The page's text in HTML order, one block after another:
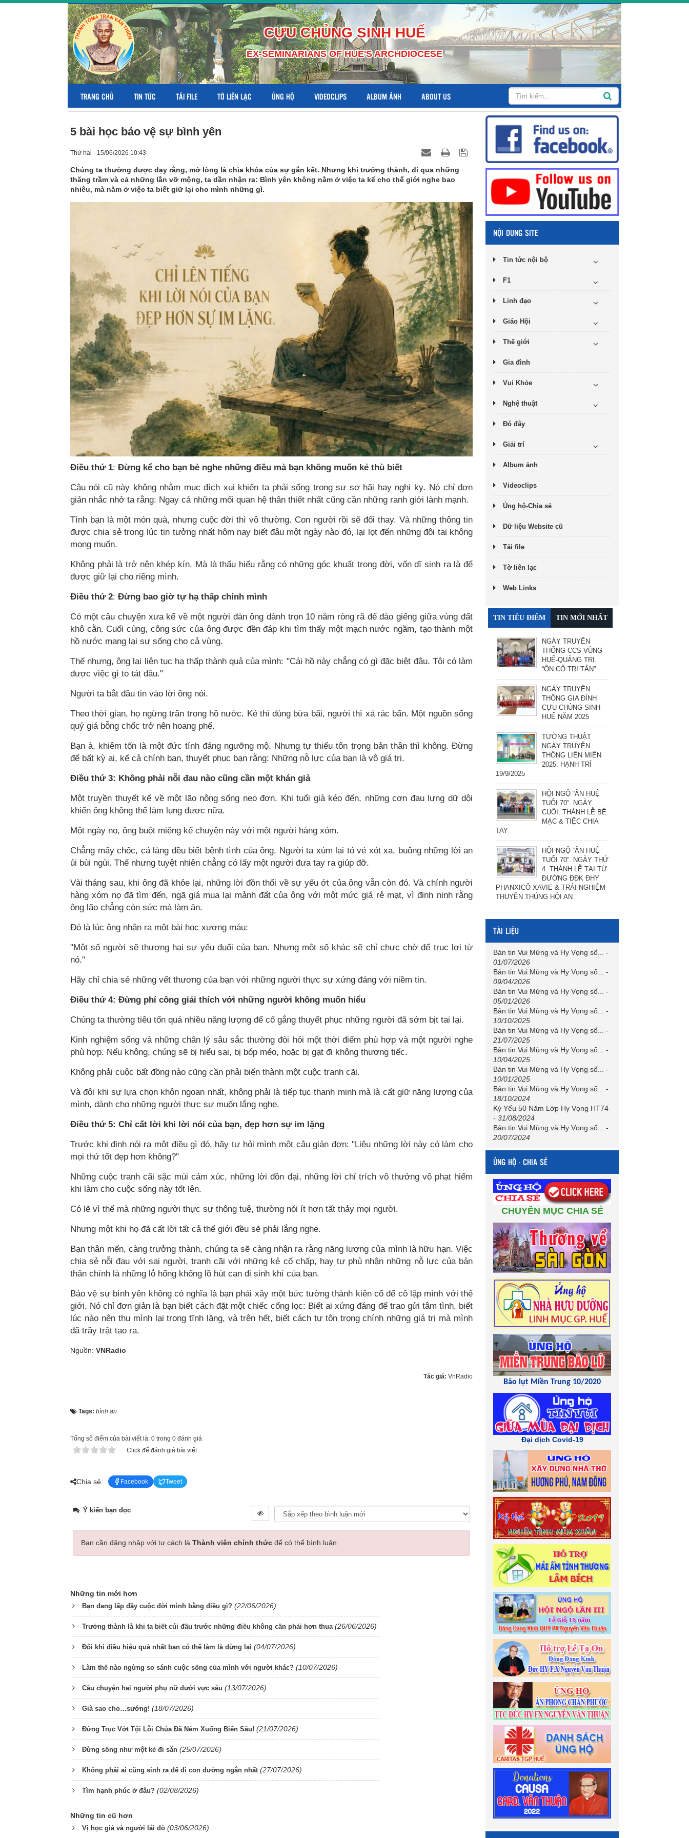
CỰU CHỦNG SINH HUẾ
EX-SEMINARIANS OF HUE'S ARCHDIOCESE
TRANG CHỦ TIN TỨC TẢI FILE TỜ LIÊN LẠC ỦNG HỘ VIDEOCLIPS ALBUM ẢNH ABOUT US
5 bài học bảo vệ sự bình yên
Thứ hai - 15/06/2026 10:43
Chúng ta thường được dạy rằng, mở lòng là chìa khóa của sự gắn kết. Nhưng khi trưởng thành, đi qua những
thăng trầm và cả những lần vỡ mộng, ta dần nhận ra: Bình yên không nằm ở việc ta kể cho thế giới nghe bao
nhiêu, mà nằm ở việc ta biết giữ lại cho mình những gì.
Điều thứ 1: Đừng kể cho bạn bè nghe những điều mà bạn không muốn kẻ thù biết
Câu nói cũ này không nhằm mục đích xui khiến ta phải sống trong sự sợ hãi hay nghi kỵ. Nó chỉ đơn
giản nhắc nhở ta rằng: Ngay cả những mối quan hệ thân thiết nhất cũng cần những ranh giới lành mạnh.
Tình bạn là một món quà, nhưng cuộc đời thì vô thường. Con người rồi sẽ đổi thay. Và những thông tin
được chia sẻ trong lúc tin tưởng nhất hôm nay biết đâu một ngày nào đó, lại lọt đến những đôi tai không
mong muốn.
Không phải là trở nên khép kín. Mà là thấu hiểu rằng có những góc khuất trong đời, vốn dĩ sinh ra là để
được giữ lại cho riêng mình.
Điều thứ 2: Đừng bao giờ tự hạ thấp chính mình
Có một câu chuyện xưa kể về một người đàn ông dành trọn 10 năm ròng rã để đào giếng giữa vùng đất
khô cằn. Cuối cùng, công sức của ông được đền đáp khi tìm thấy một mạch nước ngầm, tạo thành một
hồ nước mang lại sự sống cho cả vùng.
Thế nhưng, ông lại liên tục hạ thấp thành quả của mình: "Cái hồ này chẳng có gì đặc biệt đâu. Tôi có làm
được việc gì to tát đâu."
Người ta bắt đầu tin vào lời ông nói.
Theo thời gian, họ ngừng trân trọng hồ nước. Kẻ thì dùng bừa bãi, người thì xả rác bẩn. Một nguồn sống
quý giá bỗng chốc trở nên hoang phế.
Bạn à, khiêm tốn là một đức tính đáng ngưỡng mộ. Nhưng tự thiếu tôn trọng bản thân thì không. Đừng
để bất kỳ ai, kể cả chính bạn, thuyết phục bạn rằng: Những nỗ lực của bạn là vô giá trị.
Điều thứ 3: Không phải nỗi đau nào cũng cần một khán giả
Một truyền thuyết kể về một lão nông sống neo đơn. Khi tuổi già kéo đến, những cơn đau lưng dữ dội
khiến ông không thể làm lụng được nữa.
Một ngày nọ, ông buột miệng kể chuyện này với một người hàng xóm.
Chẳng mấy chốc, cả làng đều biết bệnh tình của ông. Người ta xúm lại tỏ vẻ xót xa, buông những lời an
ủi bùi ngùi. Thế nhưng tuyệt nhiên chẳng có lấy một người đưa tay ra giúp đỡ.
Vài tháng sau, khi ông đã khỏe lại, những lời đồn thổi về sự yếu ớt của ông vẫn còn đó. Và chính người
hàng xóm nọ đã tìm đến, ngã giá mua lại mảnh đất của ông với một mức giá rẻ mạt, vì đinh ninh rằng
ông lão chẳng còn sức mà làm ăn.
Đó là lúc ông nhận ra một bài học xương máu:
"Một số người sẽ thương hại sự yếu đuối của bạn. Nhưng một số khác sẽ chỉ chực chờ để trục lợi từ
nó."
Hãy chỉ chia sẻ những vết thương của bạn với những người thực sự xứng đáng với niềm tin.
Điều thứ 4: Đừng phí công giải thích với những người không muốn hiểu
Chúng ta thường tiêu tốn quá nhiều năng lượng để cố gắng thuyết phục những người đã sớm bịt tai lại.
Kinh nghiệm sống và những chân lý sâu sắc thường đòi hỏi một thời điểm phù hợp và một người nghe
phù hợp. Nếu không, chúng sẽ bị hiểu sai, bị bóp méo, hoặc bị gạt đi không thương tiếc.
Không phải cuộc bất đồng nào cũng cần phải biến thành một cuộc tranh cãi.
Và đôi khi sự lựa chọn khôn ngoan nhất, không phải là tiếp tục thanh minh mà là cất giữ năng lượng của
mình, dành cho những người thực sự muốn lắng nghe.
Điều thứ 5: Chỉ cất lời khi lời nói của bạn, đẹp hơn sự im lặng
Trước khi định nói ra một điều gì đó, hãy tự hỏi mình một câu giản đơn: "Liệu những lời này có làm cho
mọi thứ tốt đẹp hơn không?"
Những cuộc tranh cãi sặc mùi cảm xúc, những lời đồn đại, những lời chỉ trích vô thưởng vô phạt hiếm
khi làm cho cuộc sống này tốt lên.
Có lẽ vì thế mà những người thực sự thông tuệ, thường nói ít hơn tất thảy mọi người.
Nhưng một khi họ đã cất lời tất cả thế giới đều sẽ phải lắng nghe.
Bạn thân mến, càng trưởng thành, chúng ta sẽ càng nhận ra rằng năng lượng của mình là hữu hạn. Việc
chia sẻ nỗi đau với sai người, tranh cãi với những kẻ cố chấp, hay tự phủ nhận những nỗ lực của bản
thân chính là những lỗ hổng khổng lồ hút cạn đi sinh khí của bạn.
Bảo vệ sự bình yên không có nghĩa là bạn phải xây một bức tường thành kiên cố để cô lập mình với thế
giới. Nó chỉ đơn giản là bạn biết cách đặt một chiếc cổng lọc: Biết ai xứng đáng để trao gửi tâm tình, biết
lúc nào nên thu mình lại trong tĩnh lặng, và trên hết, biết cách tự tôn trọng chính những giá trị mà mình
đã trầy trật tạo ra.
Nguồn: VNRadio
Tác giả: VnRadio
Tags: bình an
Tổng số điểm của bài viết là: 0 trong 0 đánh giá
Click để đánh giá bài viết
Chia sẻ: Facebook Tweet
Ý kiến bạn đọc
Bạn cần đăng nhập với tư cách là Thành viên chính thức để có thể bình luận
Những tin mới hơn
Bạn đang lấp đầy cuộc đời mình bằng điều gì? (22/06/2026)
Trưởng thành là khi ta biết cúi đầu trước những điều không cần phải hơn thua (26/06/2026)
Đôi khi điều hiệu quả nhất bạn có thể làm là dừng lại (04/07/2026)
Làm thế nào ngừng so sánh cuộc sống của mình với người khác? (10/07/2026)
Câu chuyện hai người phụ nữ dưới vực sâu (13/07/2026)
Già sao cho…sướng! (18/07/2026)
Đừng Trục Vớt Tội Lỗi Chúa Đã Ném Xuống Biển Sâu! (21/07/2026)
Đừng sống như một kẻ đi săn (25/07/2026)
Không phải ai cũng sinh ra để đi con đường ngắn nhất (27/07/2026)
Tìm hạnh phúc ở đâu? (02/08/2026)
Những tin cũ hơn
Vị học giả và người lái đò (03/06/2026)
NỘI DUNG SITE
Tin tức nội bộ
F1
Linh đạo
Giáo Hội
Thế giới
Gia đình
Vui Khỏe
Nghệ thuật
Đó đây
Giải trí
Album ảnh
Videoclips
Ủng hộ-Chia sẻ
Dữ liệu Website cũ
Tải file
Tờ liên lạc
Web Links
TIN TIÊU ĐIỂM TIN MỚI NHẤT
NGÀY TRUYỀN
THỐNG CCS VÙNG
HUẾ-QUẢNG TRỊ.
“ÔN CỐ TRI TÂN”
NGÀY TRUYỀN
THỐNG GIA ĐÌNH
CỰU CHỦNG SINH
HUẾ NĂM 2025
TƯỜNG THUẬT
NGÀY TRUYỀN
THỐNG LIÊN MIỀN
2025. HẠNH TRÍ
19/9/2025
HỘI NGỘ “ÂN HUỆ
TUỔI 70”. NGÀY
CUỐI: THÁNH LỄ BẾ
MẠC & TIỆC CHIA
TAY
HỘI NGỘ “ÂN HUỆ
TUỔI 70”. NGÀY THỨ
4: THÁNH LỄ TẠI TỪ
ĐƯỜNG ĐĐK ĐHY
PHANXICÔ XAVIE & TRẢI NGHIỆM
THUYỀN THÚNG HỘI AN
TÀI LIỆU
Bản tin Vui Mừng và Hy Vọng số...
-
01/07/2026
Bản tin Vui Mừng và Hy Vọng số...
-
09/04/2026
Bản tin Vui Mừng và Hy Vọng số...
-
05/01/2026
Bản tin Vui Mừng và Hy Vọng số...
-
10/10/2025
Bản tin Vui Mừng và Hy Vọng số...
-
21/07/2025
Bản tin Vui Mừng và Hy Vọng số...
-
10/04/2025
Bản tin Vui Mừng và Hy Vọng số...
-
10/01/2025
Bản tin Vui Mừng và Hy Vọng số...
-
18/10/2024
Kỷ Yếu 50 Năm Lớp Hy Vọng HT74
- 31/08/2024
Bản tin Vui Mừng và Hy Vọng số...
-
20/07/2024
ỦNG HỘ - CHIA SẺ
CHUYÊN MỤC CHIA SẺ
Bão lụt Miền Trung 10/2020
Đại dịch Covid-19